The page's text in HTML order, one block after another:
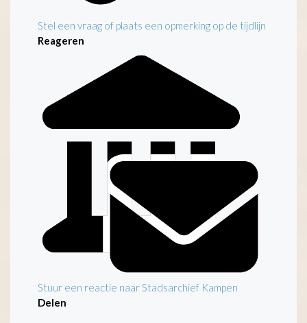
Inleiding
Stel een vraag of plaats een opmerking op de tijdlijn
Reageren
Stuur een reactie naar Stadsarchief Kampen
Delen